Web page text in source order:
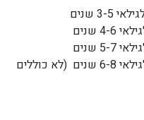
אופניים במידה 20 אינץ – מתאים לגילאי 6-8 שנים (לא כוללים